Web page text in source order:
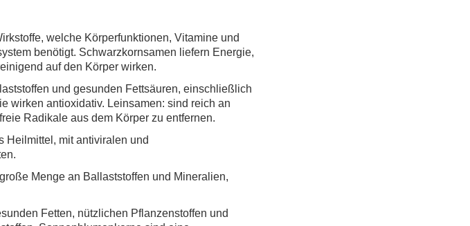
welche Körperfunktionen, Vitamine und
benötigt. Schwarzkornsamen liefern Energie,
auf den Körper wirken.
und gesunden Fettsäuren, einschließlich
wirken antioxidativ. Leinsamen: sind reich an
Radikale aus dem Körper zu entfernen.
Heilmittel, mit antiviralen und
Menge an Ballaststoffen und Mineralien,
Fetten, nützlichen Pflanzenstoffen und